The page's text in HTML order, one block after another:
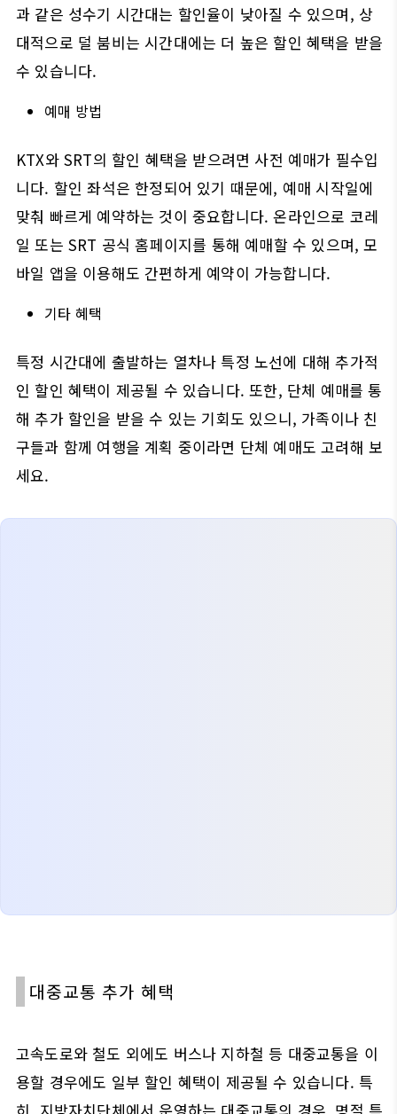
과 같은 성수기 시간대는 할인율이 낮아질 수 있으며, 상
대적으로 덜 붐비는 시간대에는 더 높은 할인 혜택을 받을
수 있습니다.
예매 방법
KTX와 SRT의 할인 혜택을 받으려면 사전 예매가 필수입
니다. 할인 좌석은 한정되어 있기 때문에, 예매 시작일에
맞춰 빠르게 예약하는 것이 중요합니다. 온라인으로 코레
일 또는 SRT 공식 홈페이지를 통해 예매할 수 있으며, 모
바일 앱을 이용해도 간편하게 예약이 가능합니다.
기타 혜택
특정 시간대에 출발하는 열차나 특정 노선에 대해 추가적
인 할인 혜택이 제공될 수 있습니다. 또한, 단체 예매를 통
해 추가 할인을 받을 수 있는 기회도 있으니, 가족이나 친
구들과 함께 여행을 계획 중이라면 단체 예매도 고려해 보
세요.
대중교통 추가 혜택
고속도로와 철도 외에도 버스나 지하철 등 대중교통을 이
용할 경우에도 일부 할인 혜택이 제공될 수 있습니다. 특